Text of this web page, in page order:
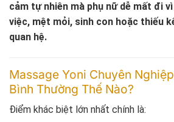
cảm tự nhiên mà phụ nữ dễ mất đi
việc, mệt mỏi, sinh con hoặc thiếu
quan hệ.
Massage Yoni Chuyên
Bình Thường Thế Nào?
Điểm khác biệt lớn nhất chính là: